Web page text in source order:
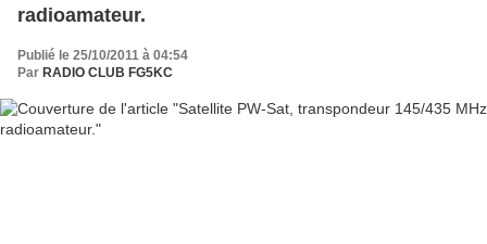
radioamateur.
Publié le 25/10/2011 à 04:54
Par RADIO CLUB FG5KC